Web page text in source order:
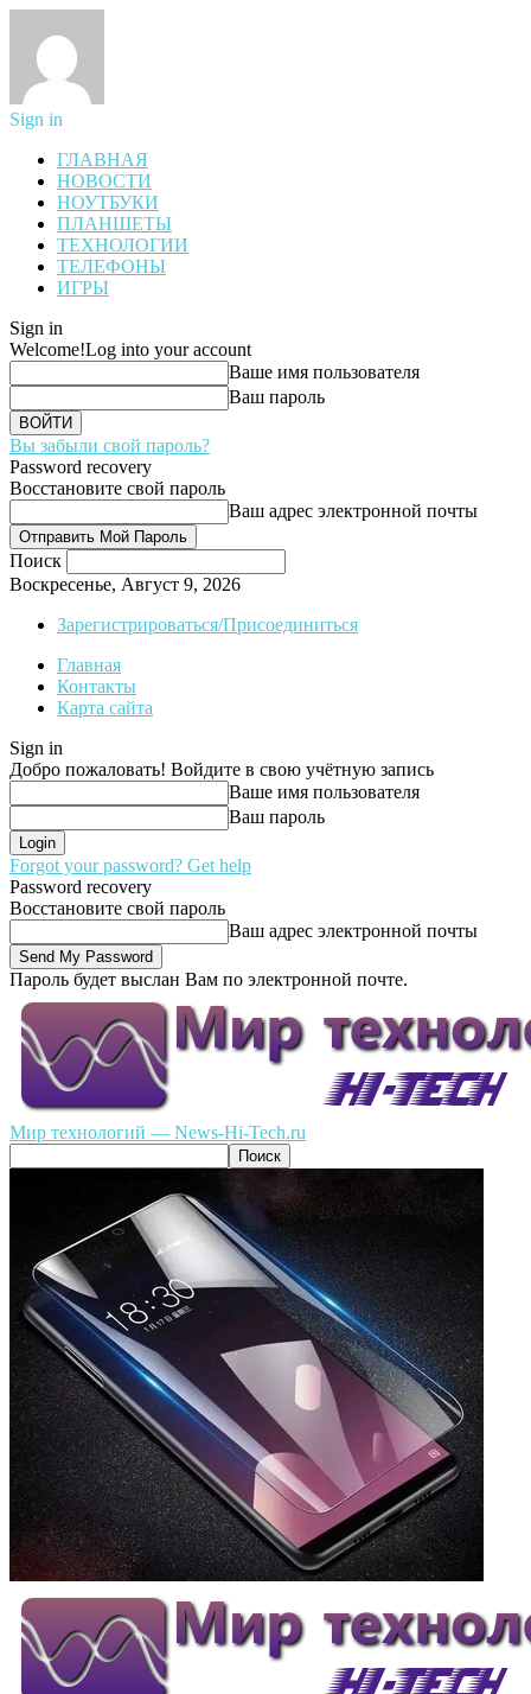
Sign in
ГЛАВНАЯ
НОВОСТИ
НОУТБУКИ
ПЛАНШЕТЫ
ТЕХНОЛОГИИ
ТЕЛЕФОНЫ
ИГРЫ
Sign in
Welcome!Log into your account
Ваше имя пользователя
Ваш пароль
Вы забыли свой пароль?
Password recovery
Восстановите свой пароль
Ваш адрес электронной почты
Поиск
Воскресенье, Август 9, 2026
Зарегистрироваться/Присоединиться
Главная
Контакты
Карта сайта
Sign in
Добро пожаловать! Войдите в свою учётную запись
Ваше имя пользователя
Ваш пароль
Forgot your password? Get help
Password recovery
Восстановите свой пароль
Ваш адрес электронной почты
Пароль будет выслан Вам по электронной почте.
Мир технологий — News-Hi-Tech.ru